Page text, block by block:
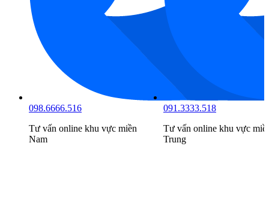
098.6666.516
Tư vấn online khu vực miền
Nam
091.3333.518
Tư vấn online khu vực
Trung